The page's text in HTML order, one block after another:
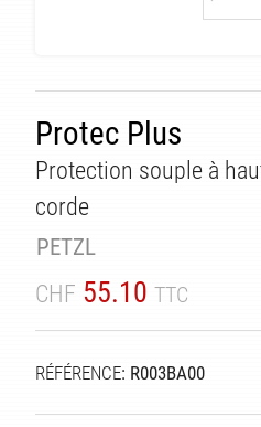
Protec Plus
Protection souple à
corde
PETZL
CHF 55.10 TTC
RÉFÉRENCE: R003BA00